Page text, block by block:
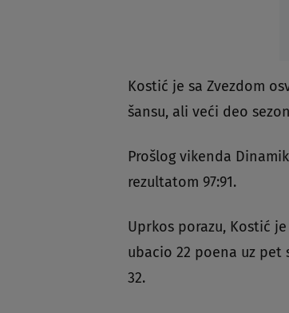
Kostić je sa Zvezdom
šansu, ali veći deo
Prošlog vikenda
rezultatom 97:91.
Uprkos porazu, Kostić
ubacio 22 poena uz pet
32.